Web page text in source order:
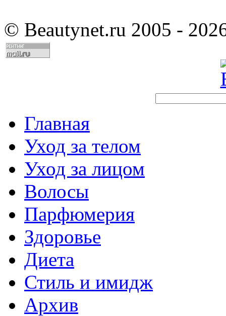
© Beautynet.ru 2005 -
Главная
Уход за телом
Уход за лицом
Волосы
Парфюмерия
Здоровье
Диета
Стиль и имидж
Архив